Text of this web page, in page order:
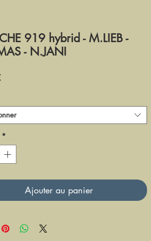
919 hybrid - M.LIEB -
- N.JANI
Prix
*
Ajouter au panier